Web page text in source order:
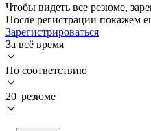
Чтобы видеть все резюме,
После регистрации покажем
Зарегистрироваться
За всё время
По соответствию
20 резюме